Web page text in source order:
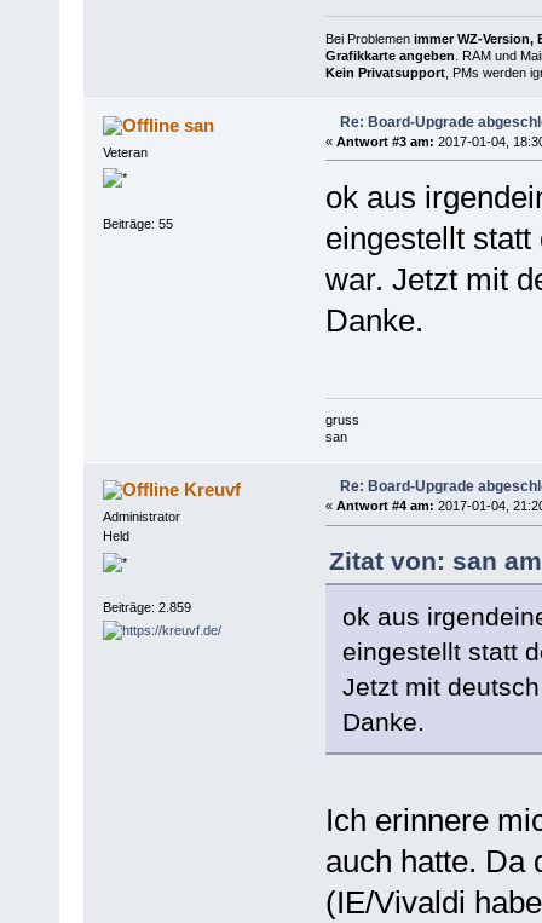
Bei Problemen immer WZ-Version,
Grafikkarte angeben . RAM und
Kein Privatsupport, PMs werden
san
Veteran
Beiträge: 55
Re: Board-Upgrade
« Antwort #3 am: 2017-01-04,
ok aus
eingestellt statt
war. Jetzt mit
Danke.
gruss
san
Kreuvf
Administrator
Held
Beiträge: 2.859
Re: Board-Upgrade
« Antwort #4 am: 2017-01-04,
Zitat von: san
ok aus
eingestellt statt
Jetzt mit
Danke.
Ich erinnere
auch hatte. Da
(IE/Vivaldi